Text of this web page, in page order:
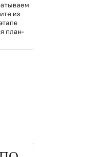
из
план-